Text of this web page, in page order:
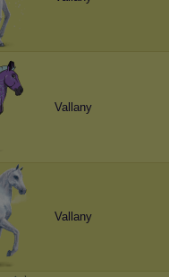
Vallany
Vallany